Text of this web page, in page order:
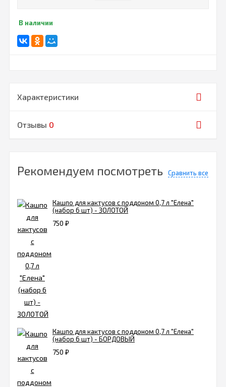
В наличии
Характеристики
Отзывы 0
Рекомендуем посмотреть Сравнить все
Кашпо для кактусов с поддоном 0,7 л "Елена"
(набор 6 шт) - ЗОЛОТОЙ
750 ₽
Кашпо для кактусов с поддоном 0,7 л "Елена"
(набор 6 шт) - БОРДОВЫЙ
750 ₽